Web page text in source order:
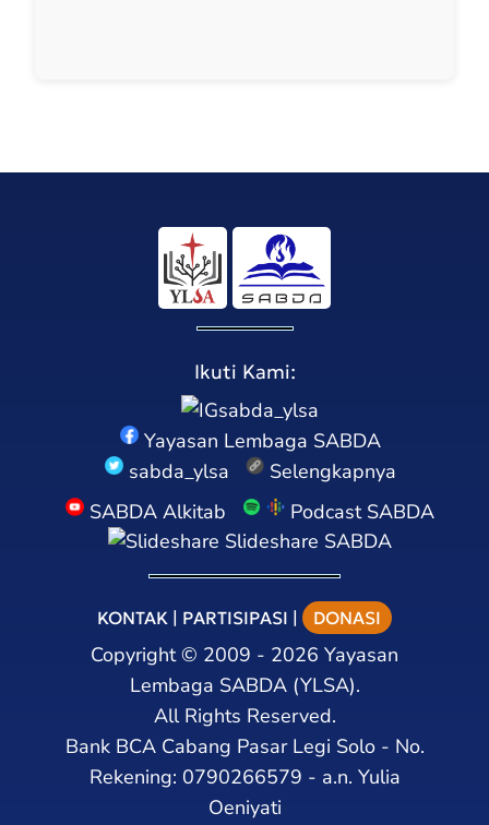
Ikuti Kami:
sabda_ylsa
Yayasan Lembaga SABDA
sabda_ylsa
Selengkapnya
SABDA Alkitab
Podcast SABDA
Slideshare SABDA
KONTAK | PARTISIPASI | DONASI
Copyright© 2009 - 2026 Yayasan
Lembaga SABDA (YLSA).
All Rights Reserved.
Bank BCA Cabang Pasar Legi Solo - No.
Rekening: 0790266579 - a.n. Yulia
Oeniyati